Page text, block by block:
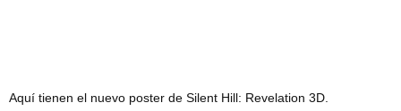
Aquí tienen el nuevo poster de Silent Hill: Revelation 3D.